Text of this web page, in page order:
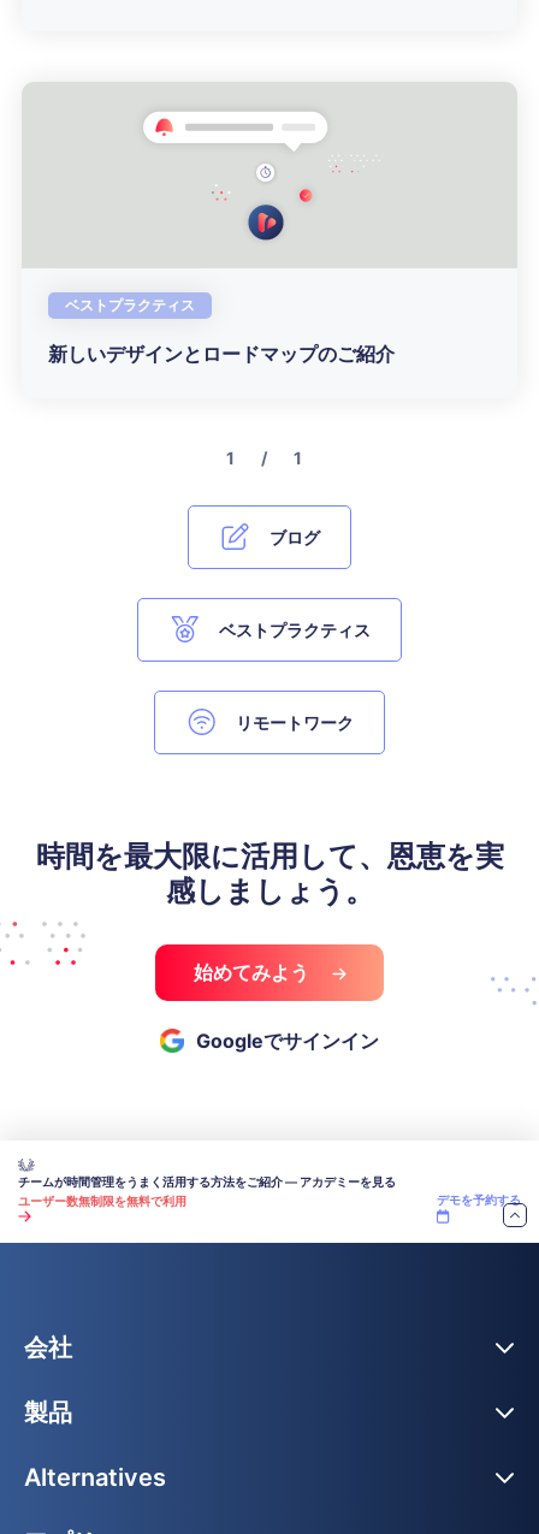
ベストプラクティス
新しいデザインとロードマップのご紹介
1 / 1
ブログ
ベストプラクティス
リモートワーク
時間を最大限に活用して、恩恵を実
感しましょう。
始めてみよう
Googleでサインイン
チームが時間管理をうまく活用する方法をご紹介 — アカデミーを見る
ユーザー数無制限を無料で利用
デモを予約する
会社
製品
Alternatives